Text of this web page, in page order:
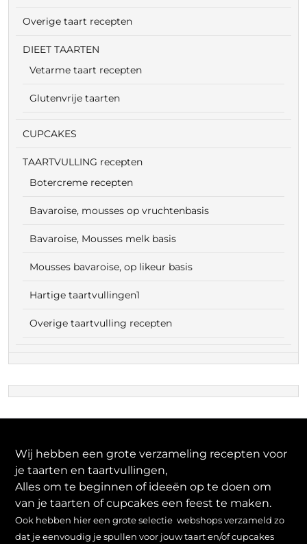
Overige taart recepten
DIEET TAARTEN
Vetarme taart recepten
Glutenvrije taarten
CUPCAKES
TAARTVULLING recepten
Botercreme recepten
Bavaroise, mousses op vruchtenbasis
Bavaroise, Mousses melk basis
Mousses bavaroise, op likeur basis
Hartige taartvullingen1
Overige taartvulling recepten
Wij hebben een grote verzameling recepten voor
je taarten en taartvullingen,
Alles om te beginnen of ideeën op te doen om
van je taarten of cupcakes een feest te maken.
Ook hebben hier een grote selectie webshops verzameld zo
dat je eenvoudig je spullen voor jouw taart en/of cupcakes